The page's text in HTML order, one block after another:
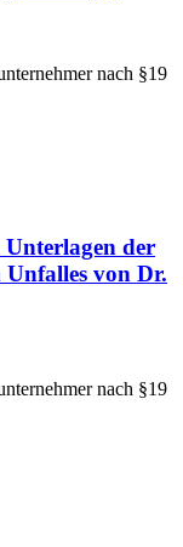
nach §19
der
Unfalles von Dr.
nach §19